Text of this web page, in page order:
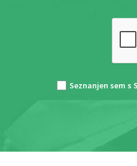
Seznanjen sem s